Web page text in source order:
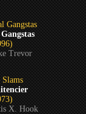
Trevor
X. Hook